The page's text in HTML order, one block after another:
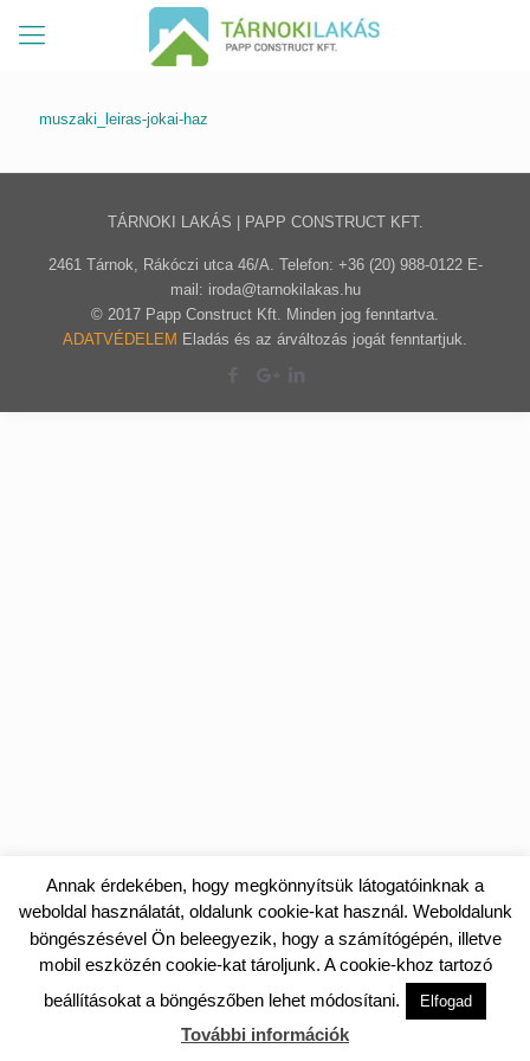
muszaki_leiras-jokai-haz
TÁRNOKI LAKÁS | PAPP CONSTRUCT KFT.
2461 Tárnok, Rákóczi utca 46/A. Telefon: +36 (20) 988-0122 E-
mail: iroda@tarnokilakas.hu
© 2017 Papp Construct Kft. Minden jog fenntartva.
ADATVÉDELEM Eladás és az árváltozás jogát fenntartjuk.
Annak érdekében, hogy megkönnyítsük látogatóinknak a
weboldal használatát, oldalunk cookie-kat használ. Weboldalunk
böngészésével Ön beleegyezik, hogy a számítógépén, illetve
mobil eszközén cookie-kat tároljunk. A cookie-khoz tartozó
beállításokat a böngészőben lehet módosítani.
Elfogad
További információk